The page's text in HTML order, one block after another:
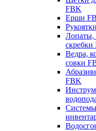
FBK
Ерши
Лопаты,
скребки
Ведра,
совки
FBK